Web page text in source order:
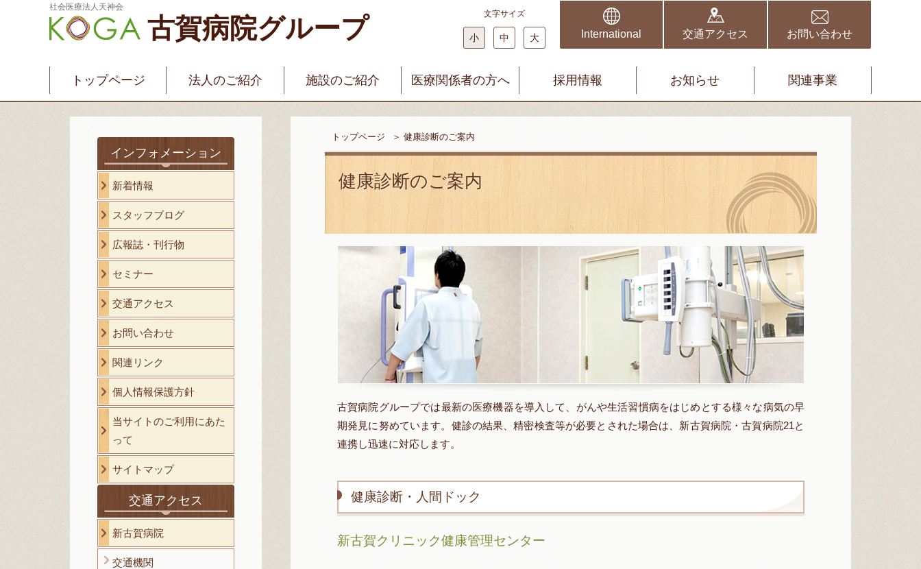
社会医療法人天神会
古賀病院グループ 文字サイズ
小 中 大 International 交通アクセス お問い合わせ
トップページ 法人のご紹介 施設のご紹介
新古賀みなみ病院 新古賀クリニック 産科・婦人科 みやじまクリニック まどかファミリークリニック 野伏間クリニック
矢取クリニック
介護・福祉サービス
古賀国際看護学院
医療関係者の方へ 採用情報 お知らせ 関連事業
インフォメーション
新着情報
スタッフブログ
広報誌・刊行物
セミナー
交通アクセス
お問い合わせ
関連リンク
個人情報保護方針
当サイトのご利用にあた
って
サイトマップ
交通アクセス
新古賀病院
交通機関
トップページ ＞ 健康診断のご案内
健康診断のご案内
古賀病院グループでは最新の医療機器を導入して、がんや生活習慣病をはじめとする様々な病気の早
期発見に努めています。健診の結果、精密検査等が必要とされた場合は、新古賀病院・古賀病院21と
連携し迅速に対応します。
健康診断・人間ドック
新古賀クリニック健康管理センター